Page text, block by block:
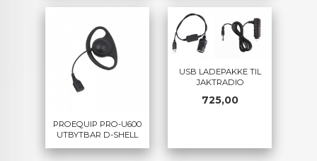
PROEQUIP PRO-U600
UTBYTBAR D-SHELL
USB LADEPAKKE TIL
JAKTRADIO
Pris
725,00